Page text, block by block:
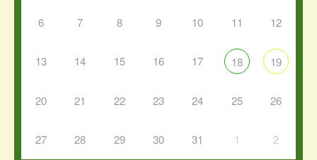
6 7 8 9 10 11 12
13 14 15 16 17 18 19
20 21 22 23 24 25 26
27 28 29 30 31 1 2